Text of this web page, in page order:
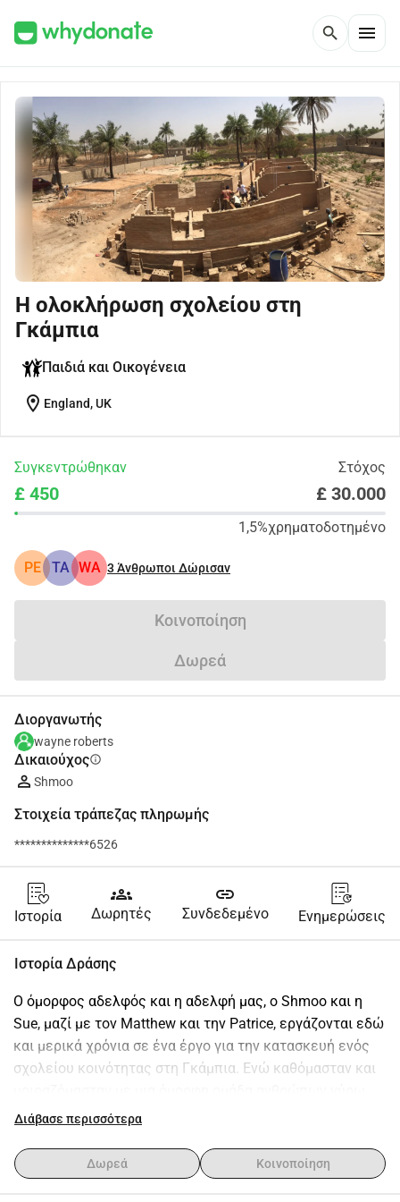
search menu
Η ολοκλήρωση σχολείου στη
Γκάμπια
Παιδιά και Οικογένεια
location_on England, UK
Συγκεντρώθηκαν Στόχος
£ 450 £ 30.000
1,5%χρηματοδοτημένο
PE TA WA 3Άνθρωποι Δώρισαν
Κοινοποίηση
Δωρεά
Διοργανωτής
wayne roberts
Δικαιούχοςinfo
Shmoo
Στοιχεία τράπεζας πληρωμής
**************6526
Ιστορία
groups
Δωρητές
link
Συνδεδεμένο Ενημερώσεις
Ιστορία Δράσης
Ο όμορφος αδελφός και η αδελφή μας, ο Shmoo και η
Sue, μαζί με τον Matthew και την Patrice, εργάζονται εδώ
και μερικά χρόνια σε ένα έργο για την κατασκευή ενός
σχολείου κοινότητας στη Γκάμπια. Ενώ καθόμασταν και
από τη φωτιά την περασμένη εβδομάδα, είπαν ότι
ολοκληρώσουν αυτό το καταπληκτικό έργο που είναι
ήδη σε καλό δρόμο. Ρίξτε μια ματιά στην πρόοδό τους
Διάβασε περισσότερα
Δωρεά Κοινοποίηση